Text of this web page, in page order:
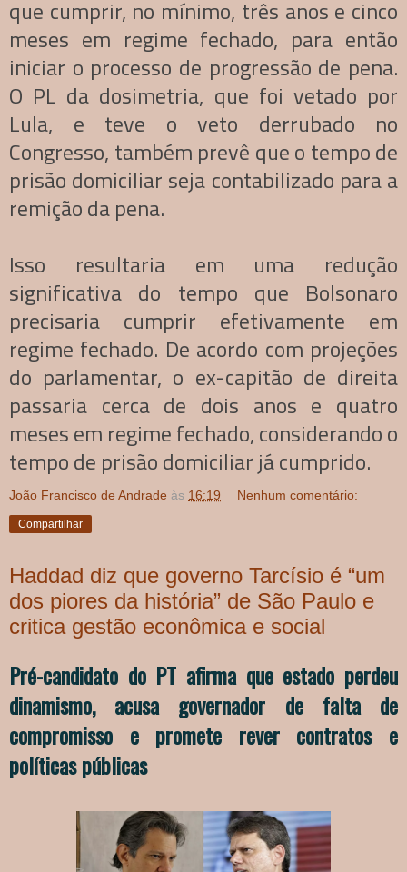
que cumprir, no mínimo, três anos e cinco
meses em regime fechado, para então
iniciar o processo de progressão de pena.
O PL da dosimetria, que foi vetado por
Lula, e teve o veto derrubado no
Congresso, também prevê que o tempo de
prisão domiciliar seja contabilizado para a
remição da pena.
Isso resultaria em uma redução
significativa do tempo que Bolsonaro
precisaria cumprir efetivamente em
regime fechado. De acordo com projeções
do parlamentar, o ex-capitão de direita
passaria cerca de dois anos e quatro
meses em regime fechado, considerando o
tempo de prisão domiciliar já cumprido.
João Francisco de Andrade às 16:19 Nenhum comentário:
Compartilhar
Haddad diz que governo Tarcísio é “um
dos piores da história” de São Paulo e
critica gestão econômica e social
Pré-candidato do PT afirma que estado perdeu
dinamismo, acusa governador de falta de
compromisso e promete rever contratos e
políticas públicas